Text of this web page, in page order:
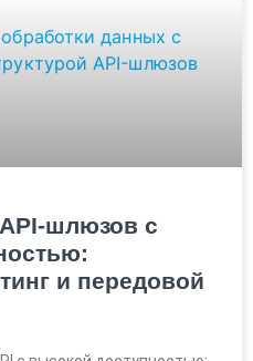
шлюзов с
и передовой